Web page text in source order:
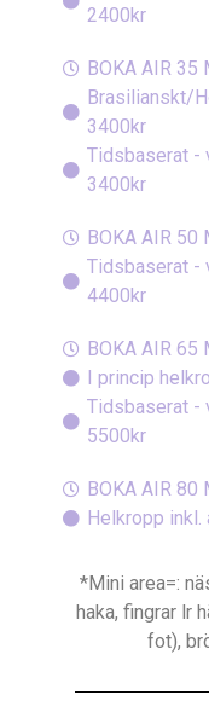
2400kr
BOKA AIR 35
Brasilianskt/
3400kr
Tidsbaserat -
3400kr
BOKA AIR 50
Tidsbaserat -
4400kr
BOKA AIR 65
I princip
Tidsbaserat -
5500kr
BOKA AIR 80
Helkropp
*Mini area=:
haka, fingrar lr
fot),